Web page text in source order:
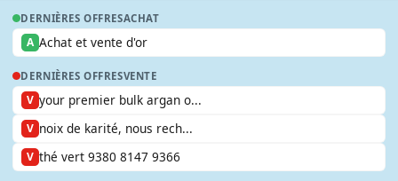
DERNIÈRES OFFRESACHAT
A Achat et vente d'or
DERNIÈRES OFFRESVENTE
V your premier bulk argan o...
V noix de karité, nous rech...
V thé vert 9380 8147 9366